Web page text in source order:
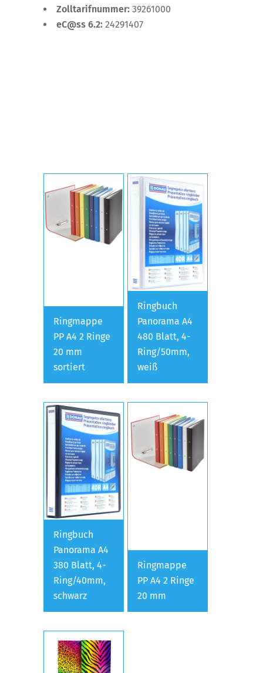
Zolltarifnummer: 39261000
eC@ss 6.2: 24291407
Ringmappe
PP A4 2 Ringe
20 mm
sortiert
Ringbuch
Panorama A4
480 Blatt, 4-
Ring/50mm,
weiß
Ringbuch
Panorama A4
380 Blatt, 4-
Ring/40mm,
schwarz
Ringmappe
PP A4 2 Ringe
20 mm